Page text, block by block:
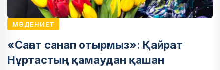
МӘДЕНИЕТ
«Сағат санап отырмыз»: Қайрат
Нұртастың қамаудан қашан